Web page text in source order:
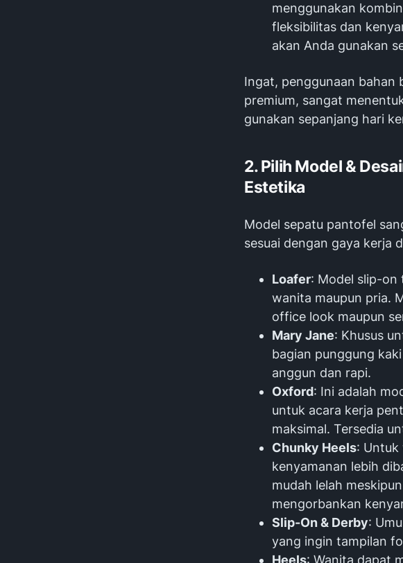
menggunakan
fleksibilitas dan
akan Anda gunakan
Ingat, penggunaan bahan
premium, sangat
gunakan sepanjang hari
2. Pilih Model &
Estetika
Model sepatu pantofel
sesuai dengan gaya kerja
Loafer: Model slip-on
wanita maupun pria.
office look maupun
Mary Jane: Khusus
bagian punggung
anggun dan rapi.
Oxford: Ini adalah
untuk acara kerja
maksimal. Tersedia
Chunky Heels: Untuk
kenyamanan lebih
mudah lelah
mengorbankan
Slip-On & Derby:
yang ingin tampilan
Heels: Wanita dapat